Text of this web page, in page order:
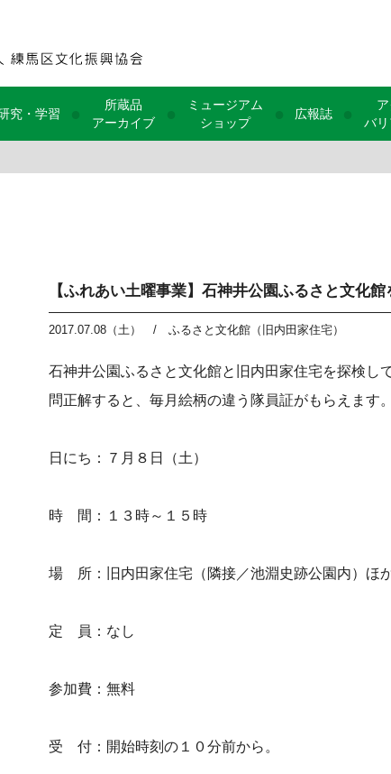
究・学習
所蔵品
アーカイブ
ミュージアム
ショップ
広報誌
バ
【ふれあい土曜事業】石神井公園ふるさと文化
2017.07.08（土） / ふるさと文化館（旧内田家住宅）
石神井公園ふるさと文化館と旧内田家住宅を探検し
問正解すると、毎月絵柄の違う隊員証がもらえます
日にち：７月８日（土）
時 間：１３時～１５時
場 所：旧内田家住宅（隣接／池淵史跡公園内）ほ
定 員：なし
参加費：無料
受 付：開始時刻の１０分前から。